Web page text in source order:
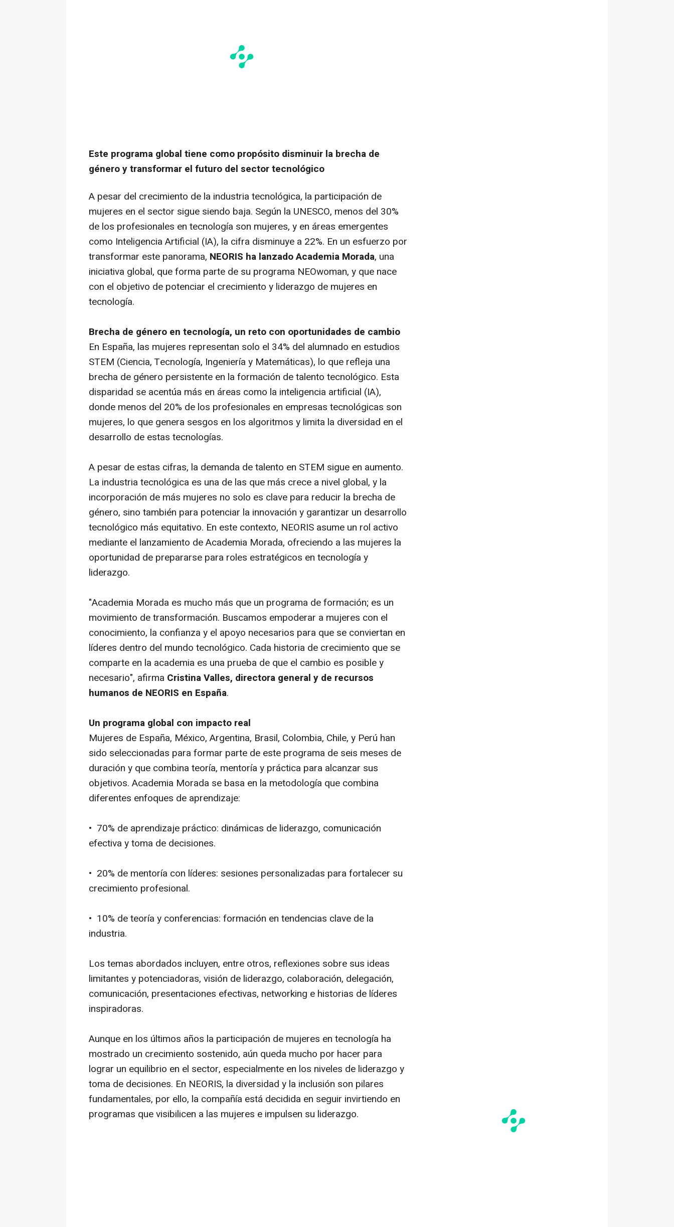
Este programa global tiene como propósito disminuir la brecha de
género y transformar el futuro del sector tecnológico
A pesar del crecimiento de la industria tecnológica, la participación de
mujeres en el sector sigue siendo baja. Según la UNESCO, menos del 30%
de los profesionales en tecnología son mujeres, y en áreas emergentes
como Inteligencia Artificial (IA), la cifra disminuye a 22%. En un esfuerzo por
transformar este panorama, NEORIS ha lanzadoAcademia Morada, una
iniciativa global, que forma parte de su programa NEOwoman, y que nace
con el objetivo de potenciar el crecimiento y liderazgo de mujeres en
tecnología.
Brecha de género en tecnología, un reto con oportunidades de cambio
​En España, las mujeres representan solo el 34% del alumnado en estudios
STEM (Ciencia, Tecnología, Ingeniería y Matemáticas), lo que refleja una
brecha de género persistente en la formación de talento tecnológico​. Esta
disparidad se acentúa más en áreas como la inteligencia artificial (IA),
donde menos del 20% de los profesionales en empresas tecnológicas son
mujeres, lo que genera sesgos en los algoritmos y limita la diversidad en el
desarrollo de estas tecnologías​.
A pesar de estas cifras, la demanda de talento en STEM sigue en aumento.
La industria tecnológica es una de las que más crece a nivel global, y la
incorporación de más mujeres no solo es clave para reducir la brecha de
género, sino también para potenciar la innovación y garantizar un desarrollo
tecnológico más equitativo. En este contexto, NEORIS asume un rol activo
mediante el lanzamiento deAcademia Morada, ofreciendo a las mujeres la
oportunidad de prepararse para roles estratégicos en tecnología y
liderazgo.
"Academia Morada es mucho más que un programa de formación; es un
movimiento de transformación. Buscamos empoderar a mujeres con el
conocimiento, la confianza y el apoyo necesarios para que se conviertan en
líderes dentro del mundo tecnológico. Cada historia de crecimiento que se
comparte en la academia es una prueba de que el cambio es posible y
necesario", afirma Cristina Valles, directora general y de recursos
humanos de NEORIS en España.
Un programa global con impacto real
​Mujeres de España, México, Argentina, Brasil, Colombia, Chile, y Perú han
sido seleccionadas para formar parte de este programa de seis meses de
duración y que combina teoría, mentoría y práctica para alcanzar sus
objetivos. Academia Morada se basa en la metodología que combina
diferentes enfoques de aprendizaje:
• 70% de aprendizaje práctico: dinámicas de liderazgo, comunicación
efectiva y toma de decisiones.
• 20% de mentoría con líderes: sesiones personalizadas para fortalecer su
crecimiento profesional.
• 10% de teoría y conferencias: formación en tendencias clave de la
industria.
Los temas abordados incluyen, entre otros, reflexiones sobre sus ideas
limitantes y potenciadoras, visión de liderazgo, colaboración, delegación,
comunicación, presentaciones efectivas, networking e historias de líderes
inspiradoras.
Aunque en los últimos años la participación de mujeres en tecnología ha
mostrado un crecimiento sostenido, aún queda mucho por hacer para
lograr un equilibrio en el sector, especialmente en los niveles de liderazgo y
toma de decisiones. En NEORIS, la diversidad y la inclusión son pilares
fundamentales, por ello, la compañía está decidida en seguir invirtiendo en
programas que visibilicen a las mujeres e impulsen su liderazgo.